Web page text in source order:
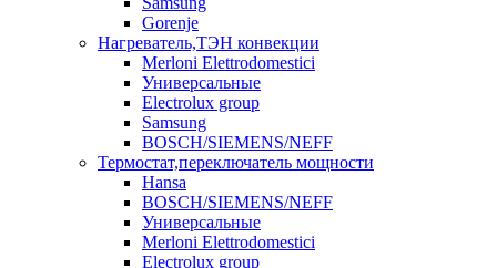
Gorenje
Нагреватель,ТЭН конвекции
Merloni Elettrodomestici
Универсальные
Electrolux group
Samsung
BOSCH/SIEMENS/NEFF
Термостат,переключатель мощности
Hansa
BOSCH/SIEMENS/NEFF
Универсальные
Merloni Elettrodomestici
Electrolux group